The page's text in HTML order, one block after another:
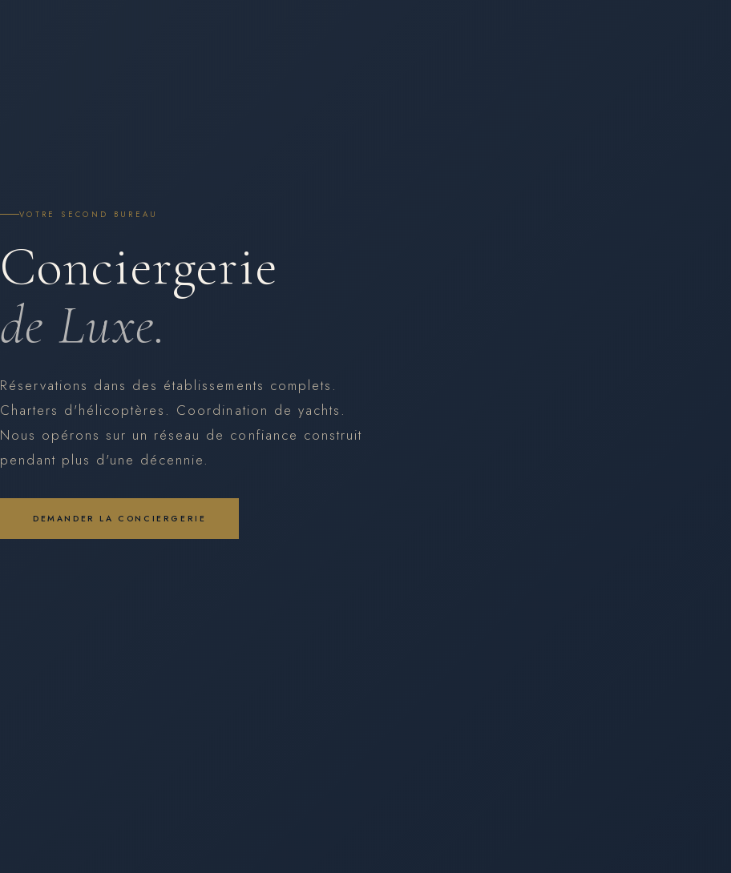
VOTRE SECOND BUREAU
Conciergerie
de Luxe.
Réservations dans des établissements complets.
Charters d'hélicoptères. Coordination de yachts.
Nous opérons sur un réseau de confiance construit
pendant plus d'une décennie.
DEMANDER LA CONCIERGERIE